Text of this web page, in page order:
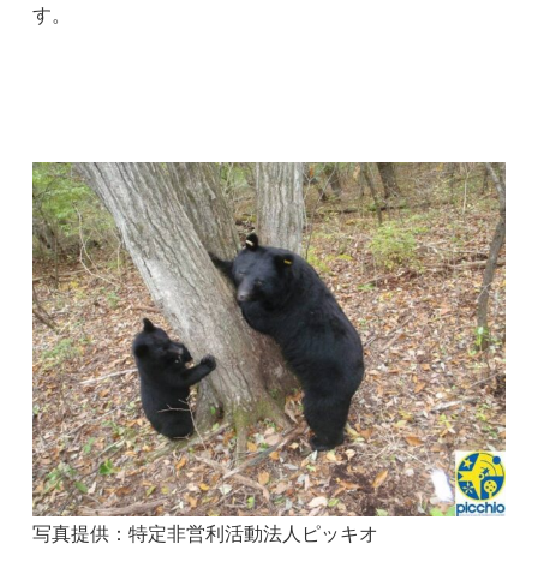
す。
写真提供：特定非営利活動法人ピッキオ